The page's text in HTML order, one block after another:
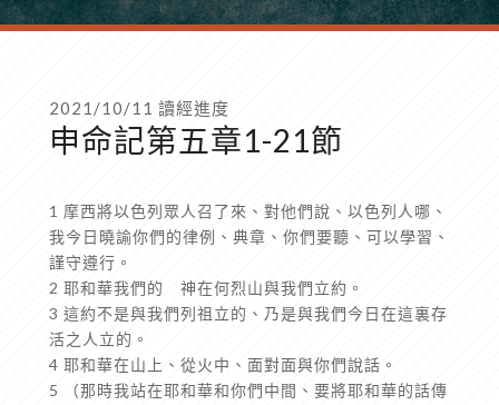
2021/10/11 讀經進度
申命記第五章1-21節
1 摩西將以色列眾人召了來、對他們說、以色列人哪、
我今日曉諭你們的律例、典章、你們要聽、可以學習、
謹守遵行。
2 耶和華我們的 神在何烈山與我們立約。
3 這約不是與我們列祖立的、乃是與我們今日在這裏存
活之人立的。
4 耶和華在山上、從火中、面對面與你們說話。
5 （那時我站在耶和華和你們中間、要將耶和華的話傳